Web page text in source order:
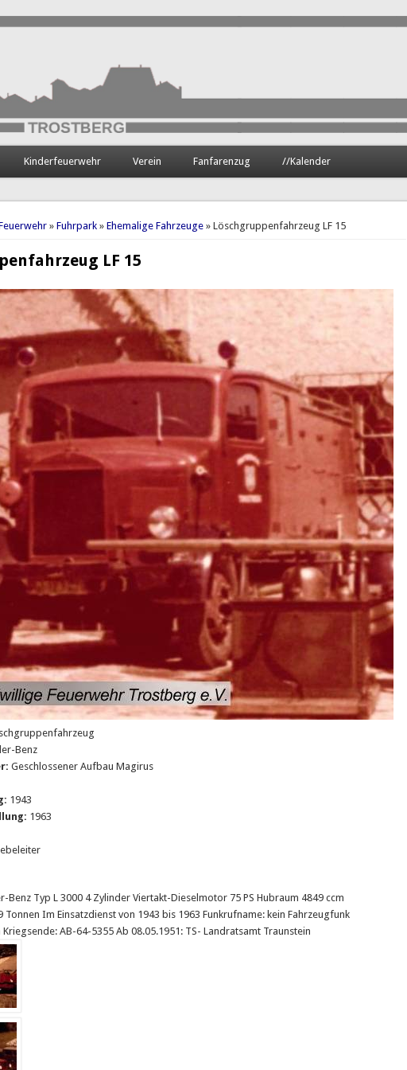
Kinderfeuerwehr Verein Fanfarenzug //Kalender
»Fuhrpark »Ehemalige Fahrzeuge » Löschgruppenfahrzeug LF 15
LF 15
Benz
Geschlossener Aufbau Magirus
1943
1963
Benz Typ L 3000 4 Zylinder Viertakt-Dieselmotor 75 PS Hubraum 4849 ccm
Tonnen Im Einsatzdienst von 1943 bis 1963 Funkrufname: kein Fahrzeugfunk
Kriegsende: AB-64-5355 Ab 08.05.1951: TS- Landratsamt Traunstein